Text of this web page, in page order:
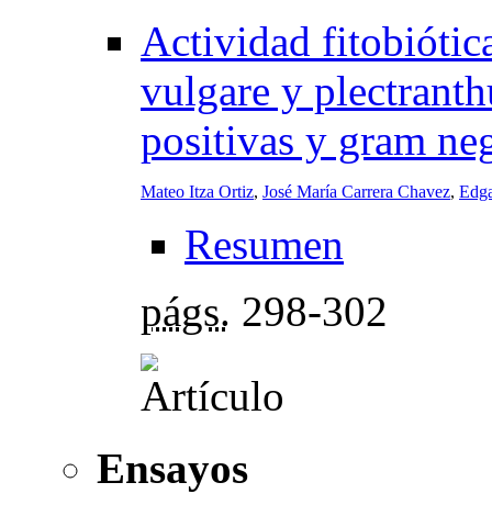
Actividad
vulgare y
positivas y gram
Mateo Itza Ortiz, José María Carrera Chavez,
Resumen
págs. 298-302
Ensayos